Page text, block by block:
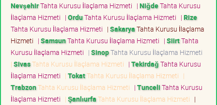
NevşehirTahta Kurusu İlaçlama Hizmeti | NiğdeTahta Kurusu
İlaçlama Hizmeti | OrduTahta Kurusu İlaçlama Hizmeti | Rize
Tahta Kurusu İlaçlama Hizmeti | SakaryaTahta Kurusu İlaçlama
Hizmeti | SamsunTahta Kurusu İlaçlama Hizmeti | SiirtTahta
Kurusu İlaçlama Hizmeti | SinopTahta Kurusu İlaçlama Hizmeti
| SivasTahta Kurusu İlaçlama Hizmeti | TekirdağTahta Kurusu
İlaçlama Hizmeti | TokatTahta Kurusu İlaçlama Hizmeti |
TrabzonTahta Kurusu İlaçlama Hizmeti | TunceliTahta Kurusu
İlaçlama Hizmeti | ŞanlıurfaTahta Kurusu İlaçlama Hizmeti |